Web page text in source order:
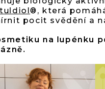
®, která
pocit svědění a
na lupénku